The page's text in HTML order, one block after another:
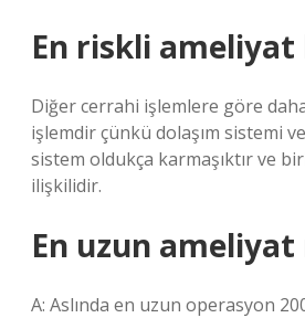
En riskli ameliyat
Diğer cerrahi işlemlere göre
işlemdir çünkü dolaşım sistemi
sistem oldukça karmaşıktır ve
ilişkilidir.
En uzun ameliyat
A: Aslında en uzun operasyon